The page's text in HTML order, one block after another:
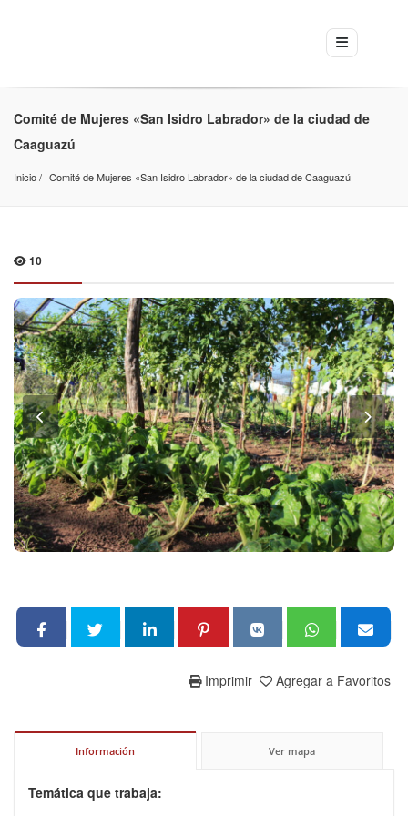
Comité de Mujeres «San Isidro Labrador» de la ciudad de
Caaguazú
Inicio Comité de Mujeres «San Isidro Labrador» de la ciudad de Caaguazú
10
Agregar a Favoritos
Imprimir
Información Ver mapa
Temática que trabaja: